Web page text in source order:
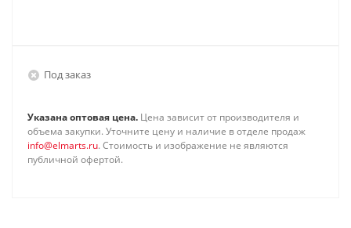
Под заказ
Указана оптовая цена. Цена зависит от производителя и
объема закупки. Уточните цену и наличие в отделе продаж
info@elmarts.ru. Стоимость и изображение не являются
публичной офертой.